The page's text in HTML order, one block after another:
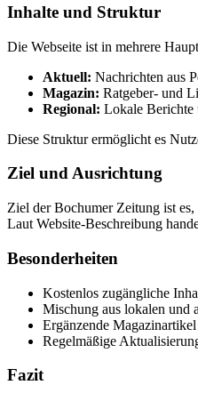
Inhalte und Struktur
Die Webseite ist in mehrere
Aktuell: Nachrichten aus
Magazin: Ratgeber- und
Regional: Lokale Berichte
Diese Struktur ermöglicht es
Ziel und Ausrichtung
Ziel der Bochumer Zeitung ist
Laut Website-Beschreibung
Besonderheiten
Kostenlos zugängliche
Mischung aus lokalen und
Ergänzende
Regelmäßige
Fazit